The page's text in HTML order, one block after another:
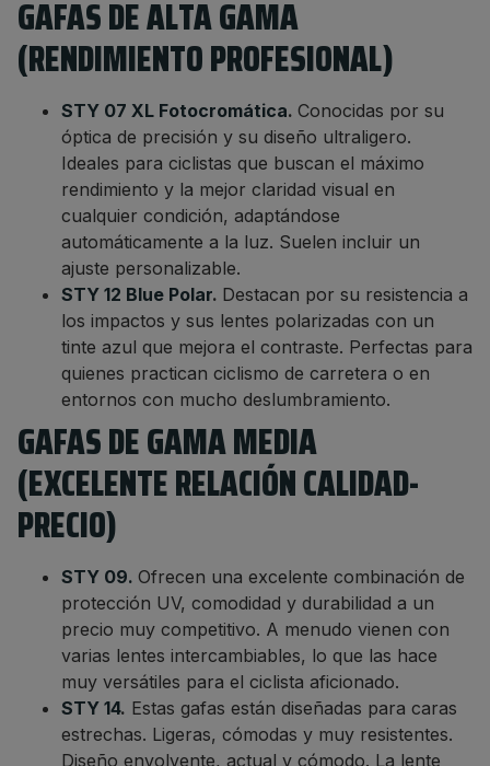
GAFAS DE ALTA GAMA
(RENDIMIENTO PROFESIONAL)
STY 07 XL Fotocromática. Conocidas por su
óptica de precisión y su diseño ultraligero.
Ideales para ciclistas que buscan el máximo
rendimiento y la mejor claridad visual en
cualquier condición, adaptándose
automáticamente a la luz. Suelen incluir un
ajuste personalizable.
STY 12 Blue Polar. Destacan por su resistencia a
los impactos y sus lentes polarizadas con un
tinte azul que mejora el contraste. Perfectas para
quienes practican ciclismo de carretera o en
entornos con mucho deslumbramiento.
GAFAS DE GAMA MEDIA
(EXCELENTE RELACIÓN CALIDAD-
PRECIO)
STY 09. Ofrecen una excelente combinación de
protección UV, comodidad y durabilidad a un
precio muy competitivo. A menudo vienen con
varias lentes intercambiables, lo que las hace
muy versátiles para el ciclista aficionado.
STY 14. Estas gafas están diseñadas para caras
estrechas. Ligeras, cómodas y muy resistentes.
Diseño envolvente, actual y cómodo. La lente